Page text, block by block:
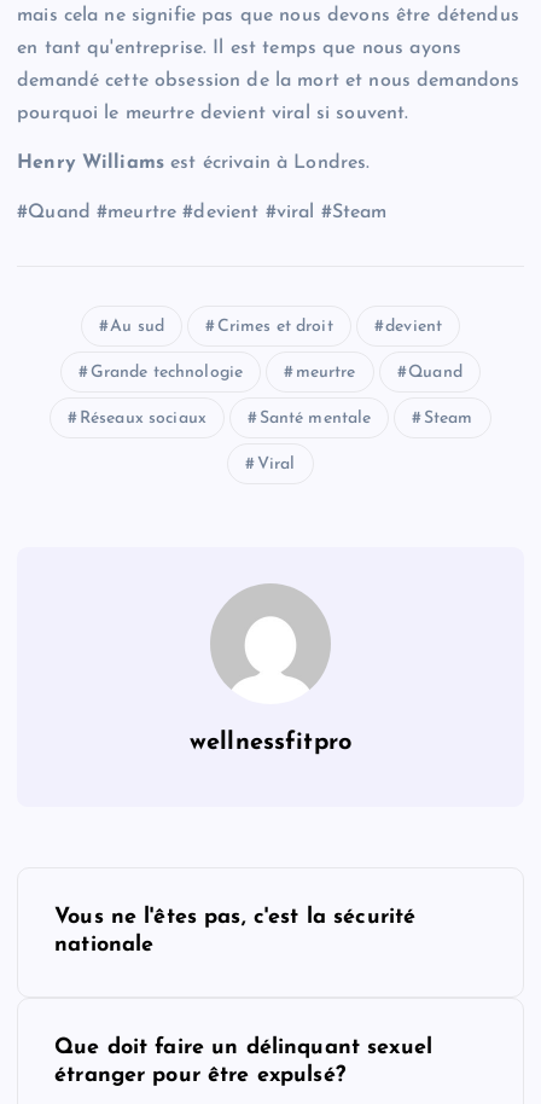
mais cela ne signifie pas que nous devons être détendus
en tant qu'entreprise. Il est temps que nous ayons
demandé cette obsession de la mort et nous demandons
pourquoi le meurtre devient viral si souvent.
Henry Williams est écrivain à Londres.
#Quand #meurtre #devient #viral #Steam
Au sud Crimes et droit devient
Grande technologie meurtre Quand
Réseaux sociaux Santé mentale Steam
Viral
wellnessfitpro
Vous ne l'êtes pas, c'est la sécurité
nationale
Que doit faire un délinquant sexuel
étranger pour être expulsé?